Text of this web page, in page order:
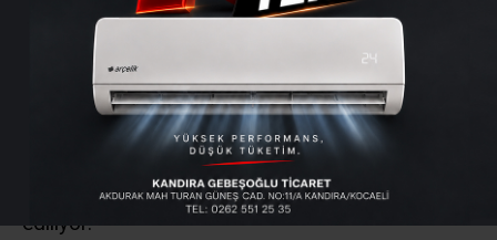
Hayırsever Çeşmesinin
Suyu Çalındı
Kandıra Kefken arası Babatepesi mevkiinde
hayırseverler tarafından yaptırılan çeşme suyu
Natürel Piknik Tesisi tarafından çalındığı iddia
ediliyor.